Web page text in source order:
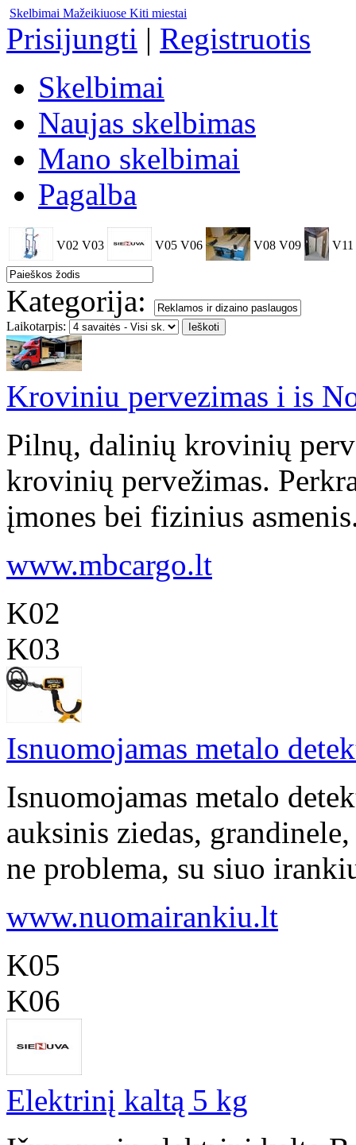
Skelbimai Mažeikiuose Kiti miestai
Prisijungti | Registruotis
Skelbimai
Naujas skelbimas
Mano skelbimai
Pagalba
V02 V03 V05 V06 V08 V09 V11
Kategorija:
Laikotarpis:
Kroviniu pervezimas i is
Pilnų, dalinių krovinių
krovinių pervežimas.
įmones bei fizinius
www.mbcargo.lt
K02
K03
Isnuomojamas metalo
Isnuomojamas metalo
auksinis ziedas,
ne problema, su siuo
www.nuomairankiu.lt
K05
K06
Elektrinį kaltą 5 kg